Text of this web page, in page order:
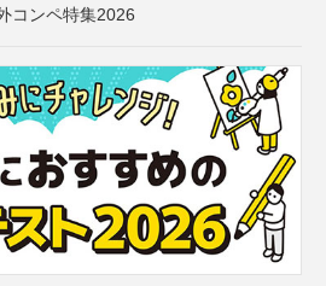
コンペ特集2026